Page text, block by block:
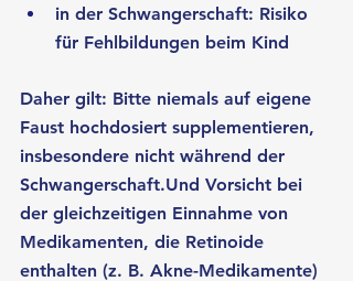
in der Schwangerschaft: Risiko
für Fehlbildungen beim Kind
Daher gilt: Bitte niemals auf eigene
Faust hochdosiert supplementieren,
insbesondere nicht während der
Schwangerschaft.Und Vorsicht bei
der gleichzeitigen Einnahme von
Medikamenten, die Retinoide
enthalten (z. B. Akne-Medikamente)